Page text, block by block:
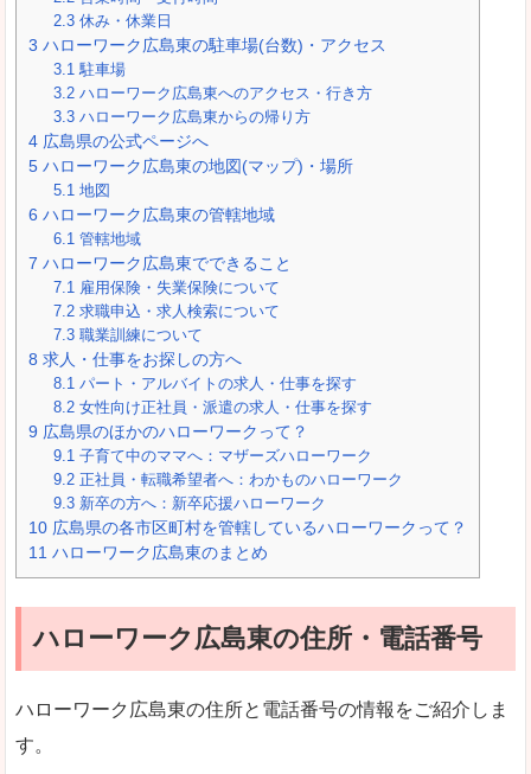
2.3 休み・休業日
3 ハローワーク広島東の駐車場(台数)・アクセス
3.1 駐車場
3.2 ハローワーク広島東へのアクセス・行き方
3.3 ハローワーク広島東からの帰り方
4 広島県の公式ページへ
5 ハローワーク広島東の地図(マップ)・場所
5.1 地図
6 ハローワーク広島東の管轄地域
6.1 管轄地域
7 ハローワーク広島東でできること
7.1 雇用保険・失業保険について
7.2 求職申込・求人検索について
7.3 職業訓練について
8 求人・仕事をお探しの方へ
8.1 パート・アルバイトの求人・仕事を探す
8.2 女性向け正社員・派遣の求人・仕事を探す
9 広島県のほかのハローワークって？
9.1 子育て中のママへ：マザーズハローワーク
9.2 正社員・転職希望者へ：わかものハローワーク
9.3 新卒の方へ：新卒応援ハローワーク
10 広島県の各市区町村を管轄しているハローワークって？
11 ハローワーク広島東のまとめ
ハローワーク広島東の住所・電話番号
ハローワーク広島東の住所と電話番号の情報をご紹介しま
す。